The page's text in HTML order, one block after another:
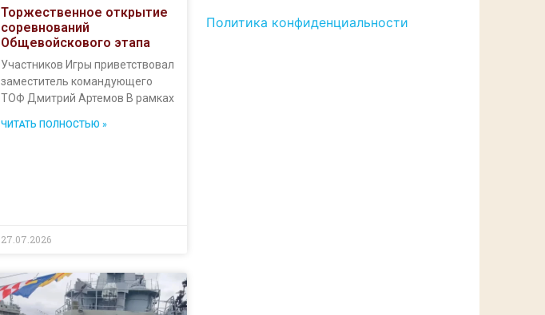
Торжественное открытие
соревнований
Общевойскового этапа
Участников Игры приветствовал
заместитель командующего
ТОФ Дмитрий Артемов В рамках
ЧИТАТЬ ПОЛНОСТЬЮ »
27.07.2026
Политика конфиденциальности